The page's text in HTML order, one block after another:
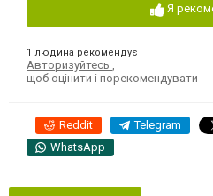
Я
1 людина рекомендує
Авторизуйтесь
щоб оцінити і порекомендувати
Reddit Telegram
WhatsApp